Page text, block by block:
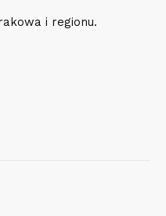
i regionu.